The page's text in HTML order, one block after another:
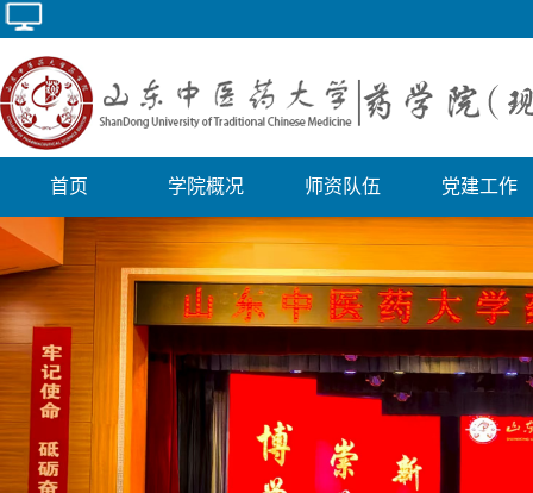
首页 学院概况 师资队伍 党建工作